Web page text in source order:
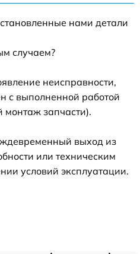
нами детали
случаем?
неисправности,
с выполненной работой
запчасти).
выход из
или техническим
условий эксплуатации.